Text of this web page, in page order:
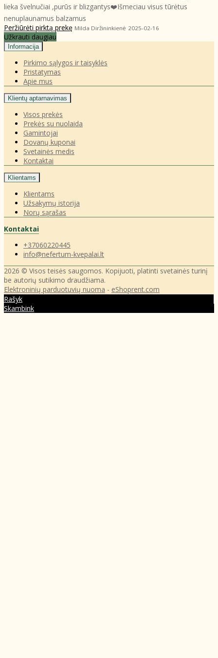
lieka švelnučiai ,purūs ir blizgantys❤️Išmeciau visus tūrėtus
nenuplaunamus balzamus
Peržiūrėti pirktą prekę Milda Diržininkienė 2025-02-16
Užkrauti daugiau
Informacija
Pirkimo sąlygos ir taisyklės
Pristatymas
Apie mus
Klientų aptarnavimas
Visos prekės
Prekės su nuolaida
Gamintojai
Dovanų kuponai
Svetainės medis
Kontaktai
Klientams
Klientams
Užsakymų istorija
Norų sąrašas
Kontaktai
+37060220445
info@nefertum-kvepalai.lt
2026 © Visos teisės saugomos. Kopijuoti, platinti svetainės turinį
be autorių sutikimo draudžiama.
Elektroninių parduotuvių nuoma - eShoprent.com
Rašyk
Skambink